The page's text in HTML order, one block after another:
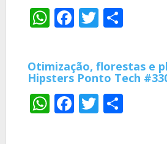
WhatsApp
Facebook
Twitter
Otimização, florestas e
Hipsters Ponto Tech
WhatsApp
Facebook
Twitter